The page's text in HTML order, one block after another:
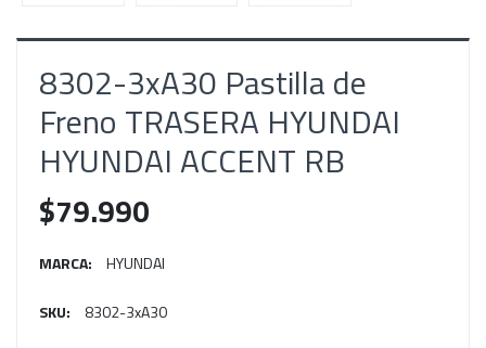
8302-3xA30 Pastilla de
Freno TRASERA ‎HYUNDAI
HYUNDAI ACCENT RB
$79.990
MARCA: ‎HYUNDAI
SKU: 8302-3xA30